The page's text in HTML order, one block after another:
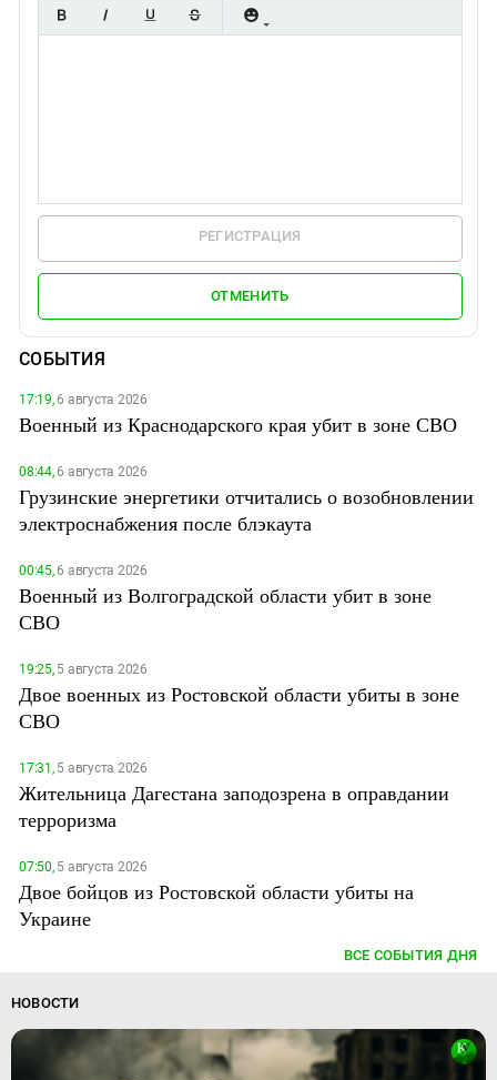
РЕГИСТРАЦИЯ
ОТМЕНИТЬ
СОБЫТИЯ
17:19,6 августа 2026
Военный из Краснодарского края убит в зоне СВО
08:44,6 августа 2026
Грузинские энергетики отчитались о возобновлении
электроснабжения после блэкаута
00:45,6 августа 2026
Военный из Волгоградской области убит в зоне
СВО
19:25,5 августа 2026
Двое военных из Ростовской области убиты в зоне
СВО
17:31,5 августа 2026
Жительница Дагестана заподозрена в оправдании
терроризма
07:50,5 августа 2026
Двое бойцов из Ростовской области убиты на
Украине
ВСЕ СОБЫТИЯ ДНЯ
НОВОСТИ